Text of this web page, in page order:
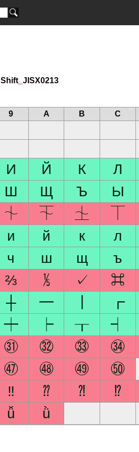
Shift_JISX0213
9 A B C
И Й К Л
Ш Щ Ъ Ы
⏆ ⏇ ⏈
и й к л
ч ш щ ъ
⅔ ⅕ ✓ ⌘
┼ ━ ┏
┿ ┝ ┰ ┥
㉛ ㉜ ㉝ ㉞
㊼ ㊽ ㊾ ㊿
‼ ⁇ ⁈ ⁉
ǚ ǜ